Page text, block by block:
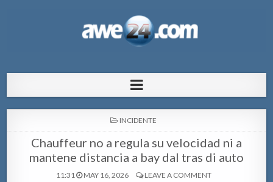
pa Aruba
POSTED
INCIDENTE
Chauffeur no a regula su velocidad ni a
mantene distancia a bay dal tras di auto
11:31 MAY 16, 2026 LEAVE A COMMENT